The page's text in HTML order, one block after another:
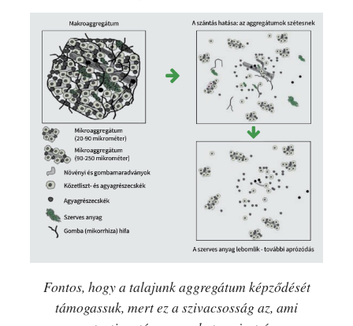
Fontos, hogy a talajunk aggregátum képződését
támogassuk, mert ez a szivacsosság az, ami